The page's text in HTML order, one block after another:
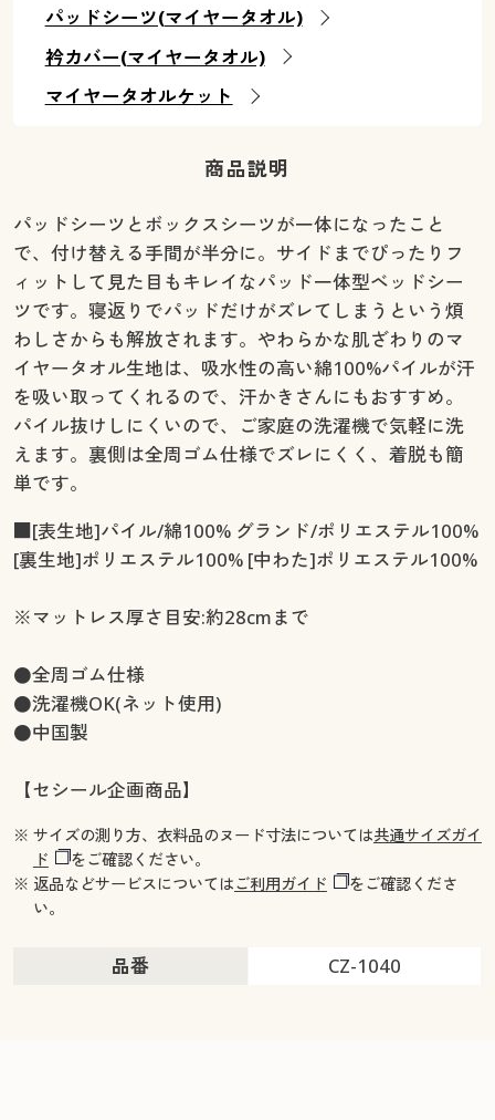
パッドシーツ(マイヤータオル)
衿カバー(マイヤータオル)
マイヤータオルケット
商品説明
パッドシーツとボックスシーツが一体になったこと
で、付け替える手間が半分に。サイドまでぴったりフ
ィットして見た目もキレイなパッド一体型ベッドシー
ツです。寝返りでパッドだけがズレてしまうという煩
わしさからも解放されます。やわらかな肌ざわりのマ
イヤータオル生地は、吸水性の高い綿100%パイルが汗
を吸い取ってくれるので、汗かきさんにもおすすめ。
パイル抜けしにくいので、ご家庭の洗濯機で気軽に洗
えます。裏側は全周ゴム仕様でズレにくく、着脱も簡
単です。
■[表生地]パイル/綿100% グランド/ポリエステル100%
[裏生地]ポリエステル100% [中わた]ポリエステル100%
※マットレス厚さ目安:約28cmまで
●全周ゴム仕様
●洗濯機OK(ネット使用)
●中国製
【セシール企画商品】
※ サイズの測り方、衣料品のヌード寸法については共通サイズガイ
ド
をご確認ください。
※ 返品などサービスについてはご利用ガイド
をご確認くださ
い。
品番 CZ-1040